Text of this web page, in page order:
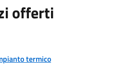
offerti
termico